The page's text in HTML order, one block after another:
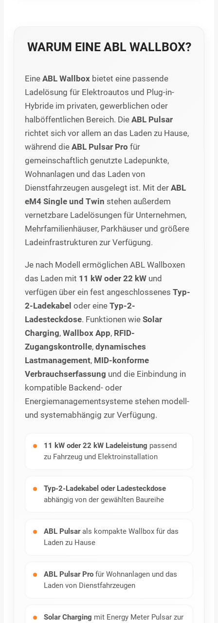
WARUM EINE ABL WALLBOX?
Eine ABL Wallbox bietet eine passende
Ladelösung für Elektroautos und Plug-in-
Hybride im privaten, gewerblichen oder
halböffentlichen Bereich. Die ABL Pulsar
richtet sich vor allem an das Laden zu Hause,
während die ABL Pulsar Pro für
gemeinschaftlich genutzte Ladepunkte,
Wohnanlagen und das Laden von
Dienstfahrzeugen ausgelegt ist. Mit der ABL
eM4 Single und Twin stehen außerdem
vernetzbare Ladelösungen für Unternehmen,
Mehrfamilienhäuser, Parkhäuser und größere
Ladeinfrastrukturen zur Verfügung.
Je nach Modell ermöglichen ABL Wallboxen
das Laden mit 11 kW oder 22 kW und
verfügen über ein fest angeschlossenes Typ-
2-Ladekabel oder eine Typ-2-
Ladesteckdose. Funktionen wie Solar
Charging, Wallbox App, RFID-
Zugangskontrolle, dynamisches
Lastmanagement, MID-konforme
Verbrauchserfassung und die Einbindung in
kompatible Backend- oder
Energiemanagementsysteme stehen modell-
und systemabhängig zur Verfügung.
11 kW oder 22 kW Ladeleistung passend
zu Fahrzeug und Elektroinstallation
Typ-2-Ladekabel oder Ladesteckdose
abhängig von der gewählten Baureihe
ABL Pulsarals kompakte Wallbox für das
Laden zu Hause
ABL Pulsar Pro für Wohnanlagen und das
Laden von Dienstfahrzeugen
Solar Charging mit Energy Meter Pulsar zur